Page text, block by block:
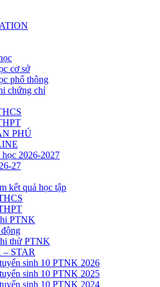
cơ sở
phổ thông
chứng chỉ
PHÚ
2026-2027
27
kết quả học tập
PTNK
thử PTNK
STAR
sinh 10 PTNK 2026
sinh 10 PTNK 2025
sinh 10 PTNK 2024